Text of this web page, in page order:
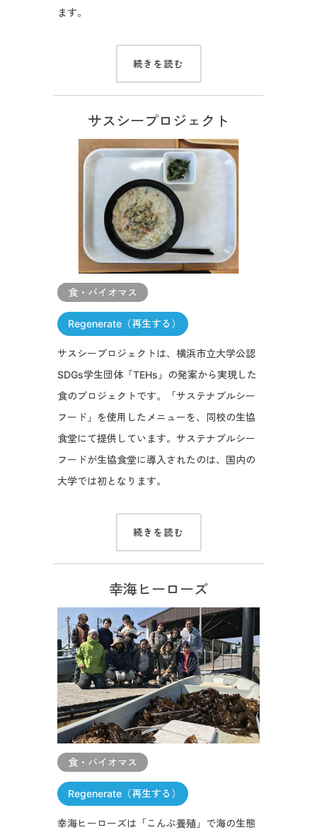
ます。
続きを読む
サスシープロジェクト
食・バイオマス
Regenerate（再生する）
サスシープロジェクトは、横浜市立大学公認
SDGs学生団体「TEHs」の発案から実現した
食のプロジェクトです。「サステナブルシー
フード」を使用したメニューを、同校の生協
食堂にて提供しています。サステナブルシー
フードが生協食堂に導入されたのは、国内の
大学では初となります。
続きを読む
幸海ヒーローズ
食・バイオマス
Regenerate（再生する）
幸海ヒーローズは「こんぶ養殖」で海の生態